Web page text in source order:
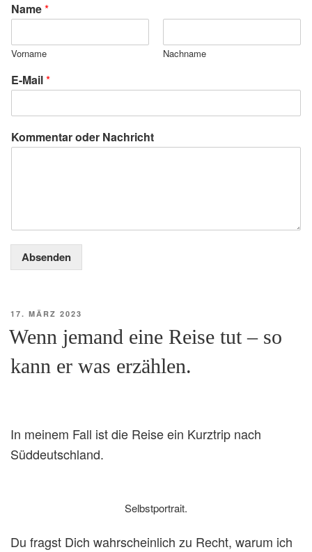
Name*
Vorname Nachname
E-Mail*
Kommentar oder Nachricht
Absenden
VERÖFFENTLICHT
17. MÄRZ 2023
Wenn jemand eine Reise tut – so
kann er was erzählen.
In meinem Fall ist die Reise ein Kurztrip nach
Süddeutschland.
Selbstportrait.
Du fragst Dich wahrscheinlich zu Recht, warum ich